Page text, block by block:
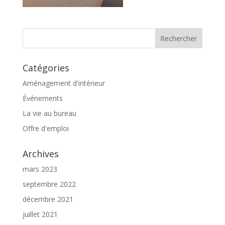
Catégories
Aménagement d'intérieur
Événements
La vie au bureau
Offre d'emploi
Archives
mars 2023
septembre 2022
décembre 2021
juillet 2021